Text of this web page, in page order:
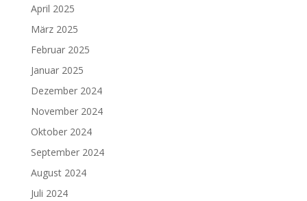
April 2025
März 2025
Februar 2025
Januar 2025
Dezember 2024
November 2024
Oktober 2024
September 2024
August 2024
Juli 2024